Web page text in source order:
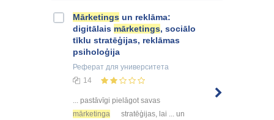
Mārketings un reklāma:
digitālais mārketings, sociālo
tīklu stratēģijas, reklāmas
psiholoģija
Реферат для университета
14
... pastāvīgi pielāgot savas
mārketinga
stratēģijas, lai ... un